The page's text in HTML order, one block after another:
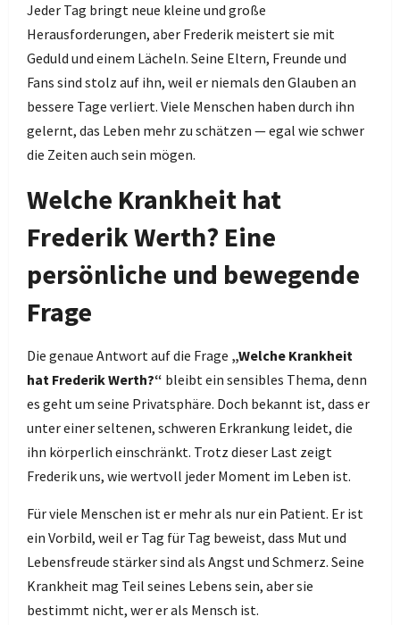
Jeder Tag bringt neue kleine und große
Herausforderungen, aber Frederik meistert sie mit
Geduld und einem Lächeln. Seine Eltern, Freunde und
Fans sind stolz auf ihn, weil er niemals den Glauben an
bessere Tage verliert. Viele Menschen haben durch ihn
gelernt, das Leben mehr zu schätzen — egal wie schwer
die Zeiten auch sein mögen.
Welche Krankheit hat
Frederik Werth? Eine
persönliche und bewegende
Frage
Die genaue Antwort auf die Frage „Welche Krankheit
hat Frederik Werth?“ bleibt ein sensibles Thema, denn
es geht um seine Privatsphäre. Doch bekannt ist, dass er
unter einer seltenen, schweren Erkrankung leidet, die
ihn körperlich einschränkt. Trotz dieser Last zeigt
Frederik uns, wie wertvoll jeder Moment im Leben ist.
Für viele Menschen ist er mehr als nur ein Patient. Er ist
ein Vorbild, weil er Tag für Tag beweist, dass Mut und
Lebensfreude stärker sind als Angst und Schmerz. Seine
Krankheit mag Teil seines Lebens sein, aber sie
bestimmt nicht, wer er als Mensch ist.